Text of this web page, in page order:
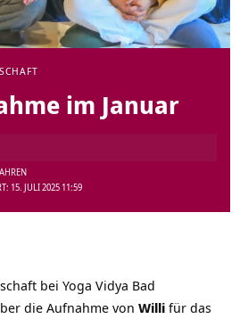
im Januar
15. JULI 2025 11:59
bei Yoga Vidya Bad
die Aufnahme von Willi für das